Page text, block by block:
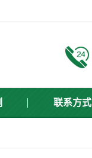
联系方式